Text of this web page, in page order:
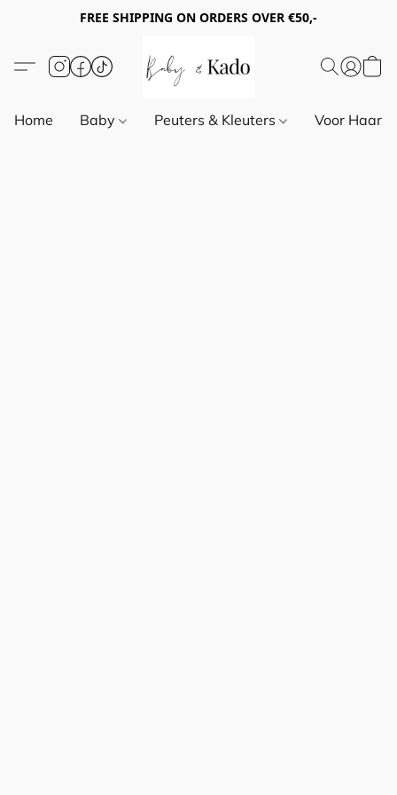
FREE SHIPPING ON ORDERS OVER €50,-
Home Baby Peuters & Kleuters Voor Haar